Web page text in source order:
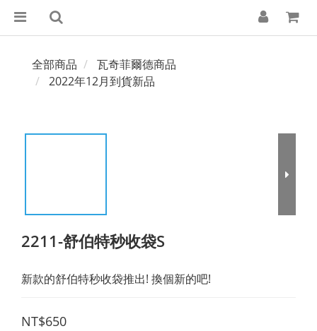
全部商品
瓦奇菲爾德商品
2022年12月到貨新品
2211-舒伯特秒收袋S
新款的舒伯特秒收袋推出! 換個新的吧!
NT$650